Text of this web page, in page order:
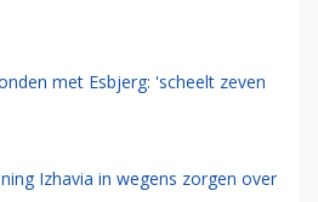
met Esbjerg: 'scheelt zeven
Izhavia in wegens zorgen over